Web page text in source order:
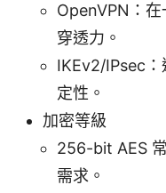
OpenVPN：
穿透力。
IKEv2/IPsec
定性。
加密等級
256-bit AES
需求。